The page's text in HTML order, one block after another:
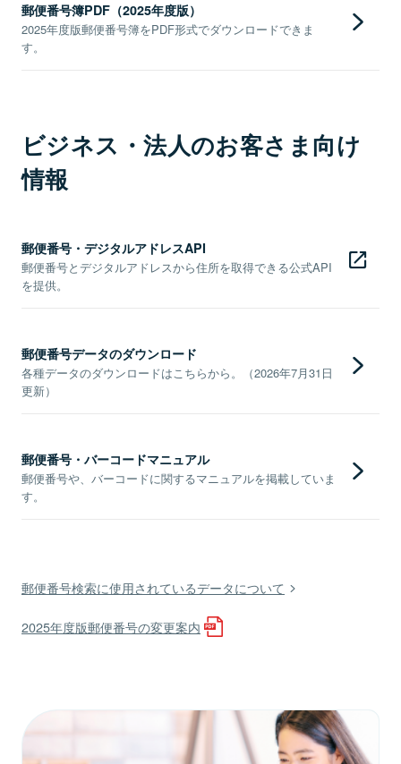
郵便番号簿PDF（2025年度版）
2025年度版郵便番号簿をPDF形式でダウンロードできま
す。
ビジネス・法人のお客さま向け
情報
郵便番号・デジタルアドレスAPI
郵便番号とデジタルアドレスから住所を取得できる公式API
を提供。
郵便番号データのダウンロード
各種データのダウンロードはこちらから。（2026年7月31日
更新）
郵便番号・バーコードマニュアル
郵便番号や、バーコードに関するマニュアルを掲載していま
す。
郵便番号検索に使用されているデータについて
2025年度版郵便番号の変更案内